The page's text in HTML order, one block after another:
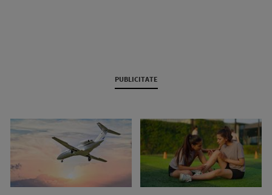
PUBLICITATE